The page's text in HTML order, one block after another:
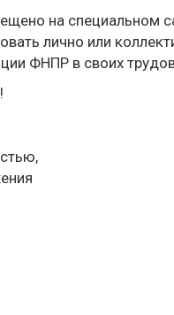
на специальном
лично или
ФНПР в своих